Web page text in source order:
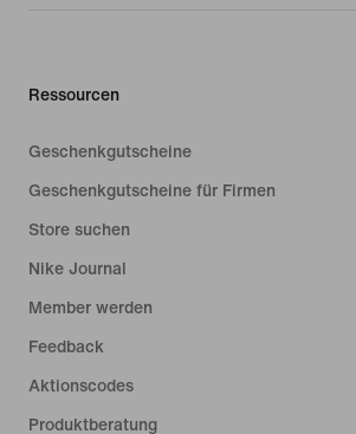
Ressourcen
Geschenkgutscheine
Geschenkgutscheine für Firmen
Store suchen
Nike Journal
Member werden
Feedback
Aktionscodes
Produktberatung